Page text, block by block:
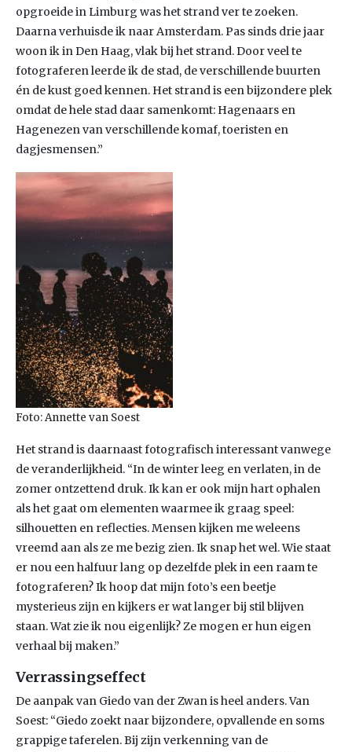
opgroeide in Limburg was het strand ver te zoeken.
Daarna verhuisde ik naar Amsterdam. Pas sinds drie jaar
woon ik in Den Haag, vlak bij het strand. Door veel te
fotograferen leerde ik de stad, de verschillende buurten
én de kust goed kennen. Het strand is een bijzondere plek
omdat de hele stad daar samenkomt: Hagenaars en
Hagenezen van verschillende komaf, toeristen en
dagjesmensen.”
Foto: Annette van Soest
Het strand is daarnaast fotografisch interessant vanwege
de veranderlijkheid. “In de winter leeg en verlaten, in de
zomer ontzettend druk. Ik kan er ook mijn hart ophalen
als het gaat om elementen waarmee ik graag speel:
silhouetten en reflecties. Mensen kijken me weleens
vreemd aan als ze me bezig zien. Ik snap het wel. Wie staat
er nou een halfuur lang op dezelfde plek in een raam te
fotograferen? Ik hoop dat mijn foto’s een beetje
mysterieus zijn en kijkers er wat langer bij stil blijven
staan. Wat zie ik nou eigenlijk? Ze mogen er hun eigen
verhaal bij maken.”
Verrassingseffect
De aanpak van Giedo van der Zwan is heel anders. Van
Soest: “Giedo zoekt naar bijzondere, opvallende en soms
grappige taferelen. Bij zijn verkenning van de